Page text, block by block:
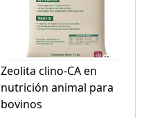
Zeolita clino-CA en
nutrición animal para
bovinos